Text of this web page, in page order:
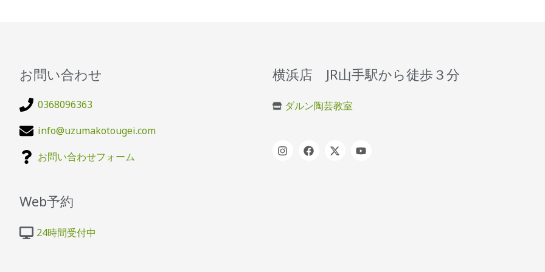
お問い合わせ
0368096363
info@uzumakotougei.com
お問い合わせフォーム
Web予約
24時間受付中
横浜店 JR山手駅から徒歩３分
ダルン陶芸教室